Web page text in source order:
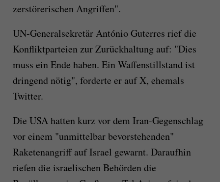
zerstörerischen Angriffen".
UN-Generalsekretär António Guterres rief die
Konfliktparteien zur Zurückhaltung auf: "Dies
muss ein Ende haben. Ein Waffenstillstand ist
dringend nötig", forderte er auf X, ehemals
Twitter.
Die USA hatten kurz vor dem Iran-Gegenschlag
vor einem "unmittelbar bevorstehenden"
Raketenangriff auf Israel gewarnt. Daraufhin
riefen die israelischen Behörden die